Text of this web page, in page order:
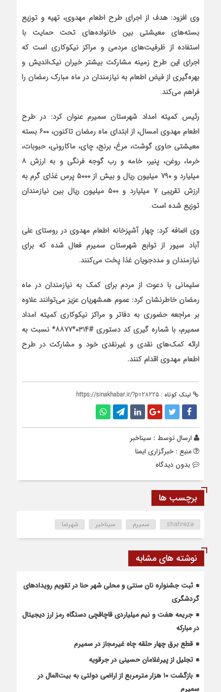
وی افزود: هدف از اجرای طرح اطعام مهدوی، تهیه و توزیع
بسته‌های معیشتی بین خانواده‌های تحت حمایت با
استفاده از ظرفیت‌های مردمی و مراکز نیکوکاری است که
اجرای این طرح زمینه مشارکت بیشتر خیران نیک‌اندیش و
بهره‌گیری از فیض اطعام به نیازمندان در ماه مبارک رمضان را
فراهم می‌کند.
رئیس کمیته امداد شهرستان سمیرم عنوان کرد: در طرح
اطعام مهدوی امسال، از ابتدای ماه رمضان تاکنون، ۶۰۰ بسته
معیشتی حاوی گوشت، مرغ، برنج، چای، ماکارونی، حبوبات،
خرما، روغن، پنیر، خامه و رب گوجه فرنگی و به ارزش ۸
میلیارد و۷۹۰ میلیون ریال و بیش از ۵۰۰۰ پرس غذای گرم به
ارزش تقریبی۷ میلیارد و ۵۰۰ میلیون ریال بین نیازمندان
توزیع شده است.
وی اضافه کرد: چهار آشپزخانه اطعام مهدوی در روستای علی
آباد سیور از توابع شهرستان سمیرم فعال شده که برای
نیازمندان و مددجویان غذا پخت می‌کنند.
سلیمانی با دعوت از مردم برای کمک به نیازمندان در ماه
رمضان خاطرنشان کرد: عموم همشهریان عزیز می‌توانند علاوه
بر مراجعه حضوری به دفاتر و مراکز نیکوکاری کمیته امداد
سمیرم، با شماره گیری کد دستوری #۰۳۱۴*۸۸۷۷*
نسبت به
ارائه کمک‌های نقدی و غیرنقدی خود و مشارکت در طرح
اطعام مهدوی اقدام کنند.
لینک کوتاه : https://sinakhabar.ir/?p=28225
ارسال توسط : سیناخبر
منبع : خبرگزاری ایمنا
بدون دیدگاه
برچسب ها
shahreza سمیرم سیناخبر شهرضا
نوشته های مشابه
ثبت جشنواره نان سنتی و محلی شهر حنا در تقویم رویداد‌های
گردشگری
جریمه هفت و نیم میلیاردی قاچاقچی دستگاه رمز ارز دیجیتال
در مبارکه
قطع برق چهار حلقه چاه غیرمجاز در سمیرم
تجلیل از پیرغلامان حسینی در جرقویه
بازگشت ۱۰ هزار مترمربع از اراضی دولتی به بیت‌المال در
سمیرم